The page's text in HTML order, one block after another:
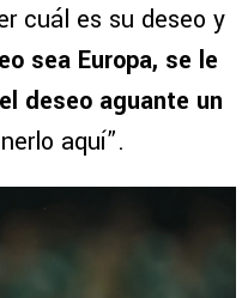
cuál es su deseo y
sea Europa, se le
deseo aguante un
aquí”.